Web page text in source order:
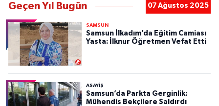
Geçen Yıl Bugün 07 Ağustos 2025
SAMSUN
Samsun İlkadım’da Eğitim Camiası
Yasta: İlknur Öğretmen Vefat Etti
ASAYIŞ
Samsun’da Parkta Gerginlik:
Mühendis Bekçilere Saldırdı